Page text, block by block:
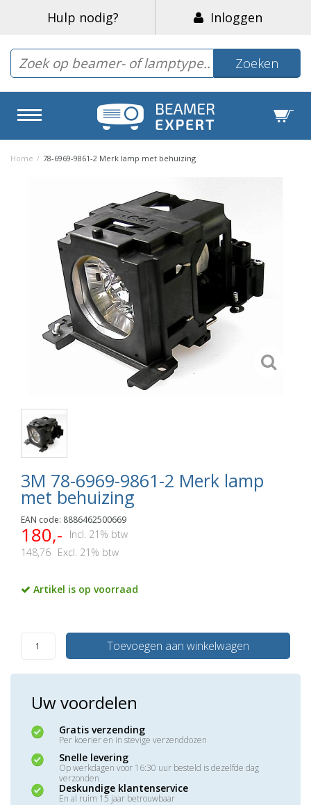
Hulp nodig? Inloggen
Zoeken
Home / 78-6969-9861-2 Merk lamp met behuizing
3M 78-6969-9861-2 Merk lamp
met behuizing
EAN code: 8886462500669
180,-
Incl. 21% btw
148,76 Excl. 21% btw
Artikel is op voorraad
Toevoegen aan winkelwagen
Uw voordelen
Gratis verzending
Per koerier en in stevige verzenddozen
Snelle levering
Op werkdagen voor 16:30 uur besteld is dezelfde dag
verzonden
Deskundige klantenservice
En al ruim 15 jaar betrouwbaar